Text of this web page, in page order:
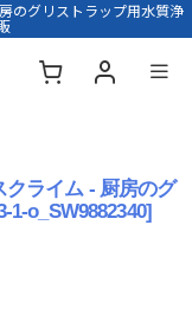
のグリストラップ用水質浄
クライム - 厨房のグ
1-o_SW9882340]